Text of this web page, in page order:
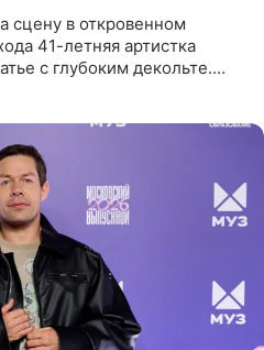
сцену в откровенном
41-летняя артистка
с глубоким декольте.